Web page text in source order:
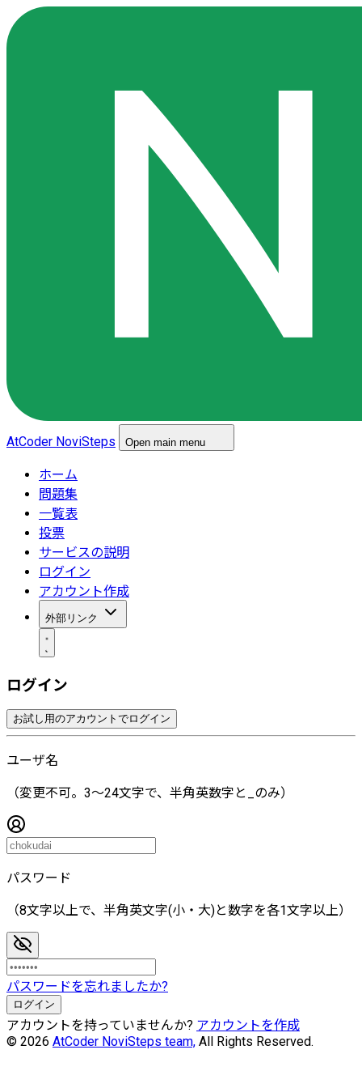
AtCoder NoviSteps Open main menu
ホーム
問題集
一覧表
投票
サービスの説明
ログイン
アカウント作成
外部リンク
ログイン
お試し用のアカウントでログイン
ユーザ名
（変更不可。3〜24文字で、半角英数字と_のみ）
パスワード
（8文字以上で、半角英文字(小・大)と数字を各1文字以上）
パスワードを忘れましたか?
ログイン
アカウントを持っていませんか? アカウントを作成
© 2026 AtCoder NoviSteps team, All Rights Reserved.